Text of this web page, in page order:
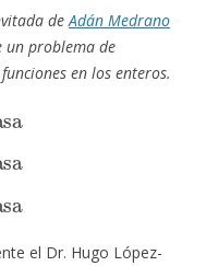
deAdán Medrano
un problema de
en los enteros.
el Dr. Hugo López-